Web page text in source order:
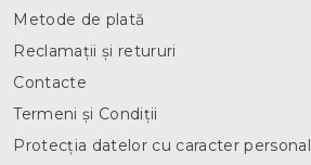
Metode de plată
Reclamații și retururi
Contacte
Termeni și Condiții
Protecția datelor cu caracter personal